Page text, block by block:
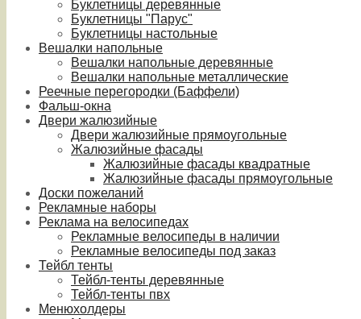
Буклетницы деревянные
Буклетницы "Парус"
Буклетницы настольные
Вешалки напольные
Вешалки напольные деревянные
Вешалки напольные металлические
Реечные перегородки (Баффели)
Фальш-окна
Двери жалюзийные
Двери жалюзийные прямоугольные
Жалюзийные фасады
Жалюзийные фасады квадратные
Жалюзийные фасады прямоугольные
Доски пожеланий
Рекламные наборы
Реклама на велосипедах
Рекламные велосипеды в наличии
Рекламные велосипеды под заказ
Тейбл тенты
Тейбл-тенты деревянные
Тейбл-тенты пвх
Менюхолдеры